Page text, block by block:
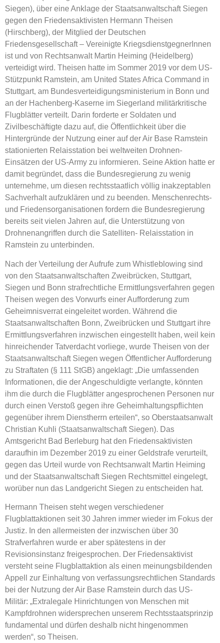
Siegen), über eine Anklage der Staatsanwaltschaft Siegen
gegen den Friedensaktivisten Hermann Theisen
(Hirschberg), der Mitglied der Deutschen
Friedensgesellschaft – Vereinigte KriegsdienstgegnerInnen
ist und von Rechtsanwalt Martin Heiming (Heidelberg)
verteidigt wird. Theisen hatte im Sommer 2019 vor dem US-
Stützpunkt Ramstein, am United States Africa Command in
Stuttgart, am Bundesverteidigungsministerium in Bonn und
an der Hachenberg-Kaserne im Siegerland militärkritische
Flugblätter verteilt. Darin forderte er Soldaten und
Zivilbeschäftigte dazu auf, die Öffentlichkeit über die
Hintergründe der Nutzung einer auf der Air Base Ramstein
stationierten Relaisstation bei weltweiten Drohnen-
Einsätzen der US-Army zu informieren. Seine Aktion hatte er
damit begründet, dass die Bundesregierung zu wenig
unternehme, um diesen rechtsstaatlich völlig inakzeptablen
Sachverhalt aufzuklären und zu beenden. Menschenrechts-
und Friedensorganisationen fordern die Bundesregierung
bereits seit vielen Jahren auf, die Unterstützung von
Drohnenangriffen durch die Satelliten- Relaisstation in
Ramstein zu unterbinden.
Nach der Verteilung der Aufrufe zum Whistleblowing sind
von den Staatsanwaltschaften Zweibrücken, Stuttgart,
Siegen und Bonn strafrechtliche Ermittlungsverfahren gegen
Theisen wegen des Vorwurfs einer Aufforderung zum
Geheimnisverrat eingeleitet worden. Während die
Staatsanwaltschaften Bonn, Zweibrücken und Stuttgart ihre
Ermittlungsverfahren inzwischen eingestellt haben, weil kein
hinreichender Tatverdacht vorliege, wurde Theisen von der
Staatsanwaltschaft Siegen wegen Öffentlicher Aufforderung
zu Straftaten (§ 111 StGB) angeklagt: „Die umfassenden
Informationen, die der Angeschuldigte verlangte, könnten
ihm die durch die Flugblätter angesprochenen Personen nur
durch einen Verstoß gegen ihre Geheimhaltungspflichten
gegenüber ihrem Dienstherrn erteilen“, so Oberstaatsanwalt
Christian Kuhli (Staatsanwaltschaft Siegen). Das
Amtsgericht Bad Berleburg hat den Friedensaktivisten
daraufhin im Dezember 2019 zu einer Geldstrafe verurteilt,
gegen das Urteil wurde von Rechtsanwalt Martin Heiming
und der Staatsanwaltschaft Siegen Rechtsmittel eingelegt,
worüber nun das Landgericht Siegen zu entscheiden hat.
Hermann Theisen steht wegen verschiedener
Flugblattaktionen seit 30 Jahren immer wieder im Fokus der
Justiz. In den allermeisten der inzwischen über 30
Strafverfahren wurde er aber spätestens in der
Revisionsinstanz freigesprochen. Der Friedensaktivist
versteht seine Flugblattaktion als einen meinungsbildenden
Appell zur Einhaltung von verfassungsrechtlichen Standards
bei der Nutzung der Air Base Ramstein durch das US-
Militär: „Extralegale Hinrichtungen von Menschen mit
Kampfdrohnen widersprechen unserem Rechtsstaatsprinzip
fundamental und dürfen deshalb nicht hingenommen
werden“, so Theisen.